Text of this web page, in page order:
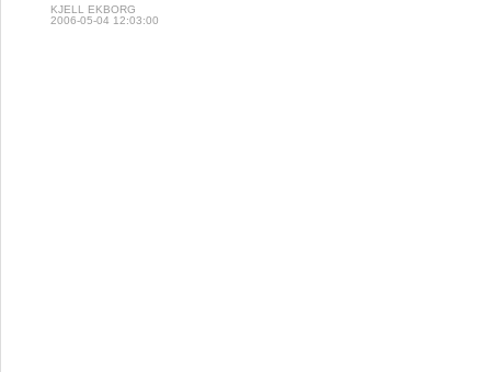
KJELL EKBORG
2006-05-04 12:03:00